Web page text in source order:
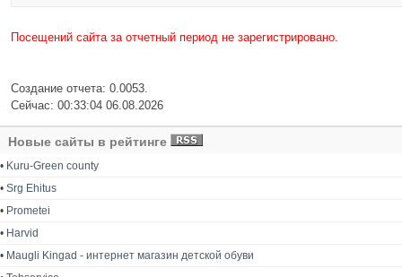
Посещений сайта за отчетный период не зарегистрировано.
Создание отчета: 0.0053.
Сейчас: 00:33:04 06.08.2026
Новые сайты в рейтинге
• Kuru-Green county
• Srg Ehitus
• Prometei
• Harvid
• Maugli Kingad - интернет магазин детской обуви